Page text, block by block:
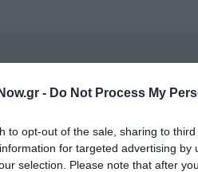
- Do Not Process My
to opt-out of the sale, sharing to
for targeted advertising
selection. Please note that after
και τον Πολιτισμό!
το Culturenow.gr